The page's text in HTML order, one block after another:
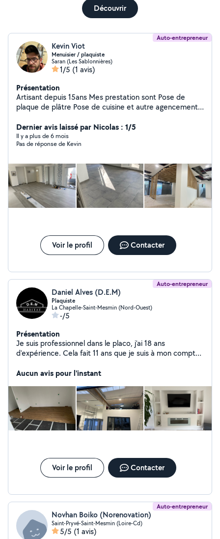
Découvrir
Auto-entrepreneur
Kevin Viot
Menuisier / plaquiste
Saran (Les Sablonnières)
1/5 (1 avis)
Présentation
Artisant depuis 15ans Mes prestation sont Pose de
plaque de plâtre Pose de cuisine et autre agencement
et parquet pvc Petite plomberie et électricité Peinture
Mon travail est soigné et de qualité
Dernier avis laissé par Nicolas : 1/5
Il y a plus de 6 mois
Pas de réponse de Kevin
Voir le profil Contacter
Auto-entrepreneur
Daniel Alves (D.E.M)
Plaquiste
La Chapelle-Saint-Mesmin (Nord-Ouest)
-/5
Présentation
Je suis professionnel dans le placo, j'ai 18 ans
d'expérience. Cela fait 11 ans que je suis à mon compte.
intérieure Menuiserie extérieure Pose parquet stratifié
Aucun avis pour l'instant
Voir le profil Contacter
Auto-entrepreneur
Novhan Boiko (Norenovation)
Saint-Pryvé-Saint-Mesmin (Loire-Cd)
5/5 (1 avis)